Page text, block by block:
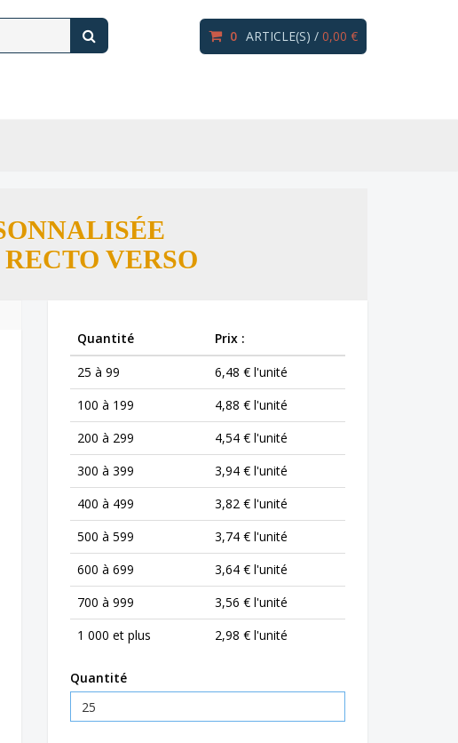
0 ARTICLE(S) / 0,00 €
VERSO
Quantité
Prix :
25 à 99
6,48 € l'unité
100 à 199
4,88 € l'unité
200 à 299
4,54 € l'unité
300 à 399
3,94 € l'unité
400 à 499
3,82 € l'unité
500 à 599
3,74 € l'unité
600 à 699
3,64 € l'unité
700 à 999
3,56 € l'unité
1 000 et plus
2,98 € l'unité
Quantité